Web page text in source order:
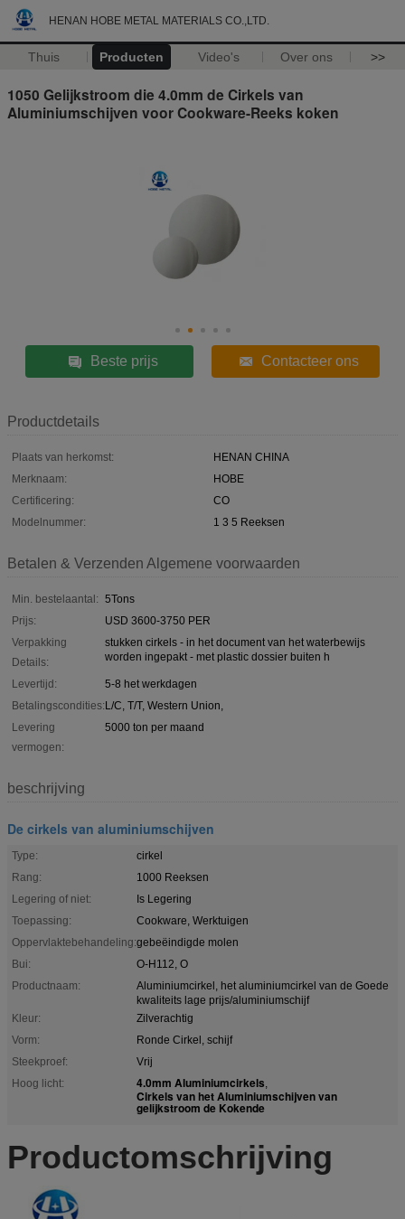
HENAN HOBE METAL MATERIALS CO.,LTD.
Thuis Producten Video's Over ons >>
1050 Gelijkstroom die 4.0mm de Cirkels van
Aluminiumschijven voor Cookware-Reeks koken
Beste prijs Contacteer ons
Productdetails
Plaats van herkomst:
HENAN CHINA
Merknaam:
HOBE
Certificering:
CO
Modelnummer:
1 3 5 Reeksen
Betalen & Verzenden Algemene voorwaarden
Min. bestelaantal: 5Tons
Prijs:
USD 3600-3750 PER
Verpakking
Details:
stukken cirkels - in het document van het waterbewijs
worden ingepakt - met plastic dossier buiten h
Levertijd:
5-8 het werkdagen
Betalingscondities:L/C, T/T, Western Union,
Levering
vermogen:
5000 ton per maand
beschrijving
De cirkels van aluminiumschijven
Type:
cirkel
Rang:
1000 Reeksen
Legering of niet:
Is Legering
Toepassing:
Cookware, Werktuigen
Oppervlaktebehandeling:gebeëindigde molen
Bui:
O-H112, O
Productnaam:
Aluminiumcirkel, het aluminiumcirkel van de Goede
kwaliteits lage prijs/aluminiumschijf
Kleur:
Zilverachtig
Vorm:
Ronde Cirkel, schijf
Steekproef:
Vrij
Hoog licht:
4.0mm Aluminiumcirkels,
Cirkels van het Aluminiumschijven van
gelijkstroom de Kokende
Productomschrijving